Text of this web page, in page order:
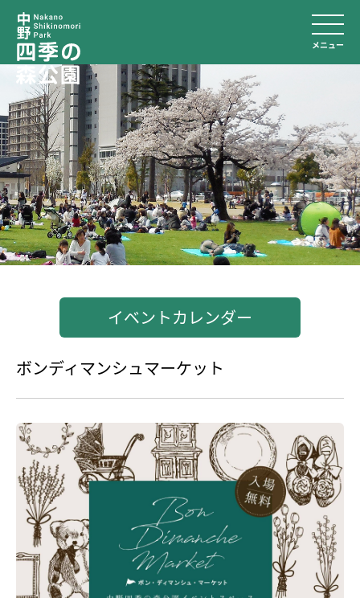
メニュー
イベントカレンダー
ボンディマンシュマーケット